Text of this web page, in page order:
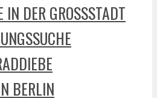
IN DER GROSSSTADT
BERLIN